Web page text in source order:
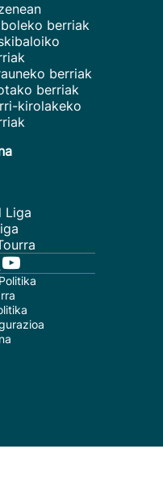
berriak
berriak
berriak
kirolakeko
Liga